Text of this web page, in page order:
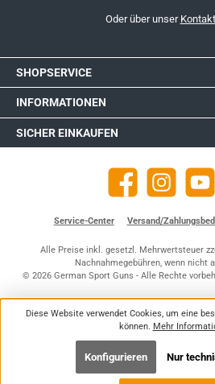
Oder über unser
SHOPSERVICE
INFORMATIONEN
SICHER EINKAUFEN
Facebook Instagram YouTube
Service-Center Versand/
Alle Preise inkl. gesetzl. Mehrwertsteuer
Nachnahmegebühren, wenn nicht
© 2026 German Sport Guns - Alle Rechte
Diese Website verwendet Cookies, um eine
können. Mehr
Nur
Konfigurieren